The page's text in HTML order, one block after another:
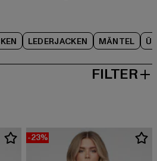
LEDERJACKEN MÄNTEL
FILTER
-23%